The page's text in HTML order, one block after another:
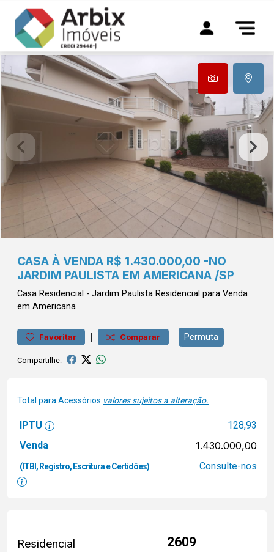
CASA À VENDA R$ 1.430.000,00 -NO
JARDIM PAULISTA EM AMERICANA /SP
Casa Residencial - Jardim Paulista Residencial para Venda
em Americana
Favoritar | Comparar Permuta
Compartilhe:
Total para Acessórios valores sujeitos a alteração.
IPTU
128,93
Venda
1.430.000,00
(ITBI, Registro, Escritura e Certidões) Consulte-nos
Residencial 2609